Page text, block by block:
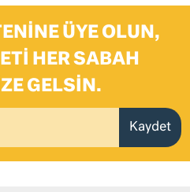
ÜYE OLUN,
HER SABAH
GELSIN.
Kaydet